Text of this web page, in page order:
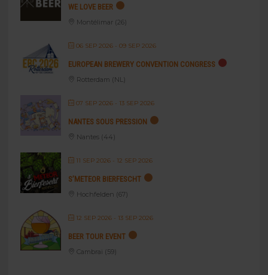
WE LOVE BEER
Montélimar (26)
06 SEP 2026- 09 SEP 2026
EUROPEAN BREWERY CONVENTION CONGRESS
Rotterdam (NL)
07 SEP 2026- 13 SEP 2026
NANTES SOUS PRESSION
Nantes (44)
11 SEP 2026- 12 SEP 2026
S’METEOR BIERFESCHT
Hochfelden (67)
12 SEP 2026- 13 SEP 2026
BEER TOUR EVENT
Cambrai (59)